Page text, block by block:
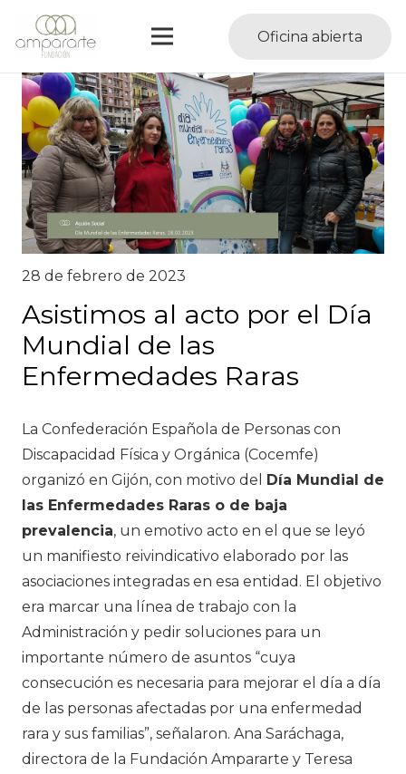
Oficina abierta
28 de febrero de 2023
Asistimos al acto por el Día
Mundial de las
Enfermedades Raras
La Confederación Española de Personas con
Discapacidad Física y Orgánica (Cocemfe)
organizó en Gijón, con motivo del Día Mundial de
las Enfermedades Raras o de baja
prevalencia, un emotivo acto en el que se leyó
un manifiesto reivindicativo elaborado por las
asociaciones integradas en esa entidad. El objetivo
era marcar una línea de trabajo con la
Administración y pedir soluciones para un
importante número de asuntos “cuya
consecución es necesaria para mejorar el día a día
de las personas afectadas por una enfermedad
rara y sus familias”, señalaron. Ana Saráchaga,
directora de la Fundación Ampararte y Teresa